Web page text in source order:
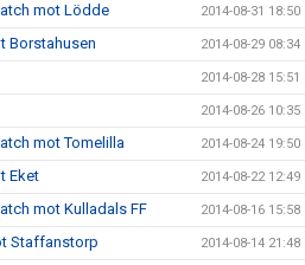
mot Lödde 2014-08-31 18:50
Borstahusen 2014-08-29 08:34
2014-08-28 15:51
2014-08-26 10:35
mot Tomelilla 2014-08-24 19:50
Eket 2014-08-22 12:49
mot Kulladals FF 2014-08-16 15:58
Staffanstorp 2014-08-14 21:48